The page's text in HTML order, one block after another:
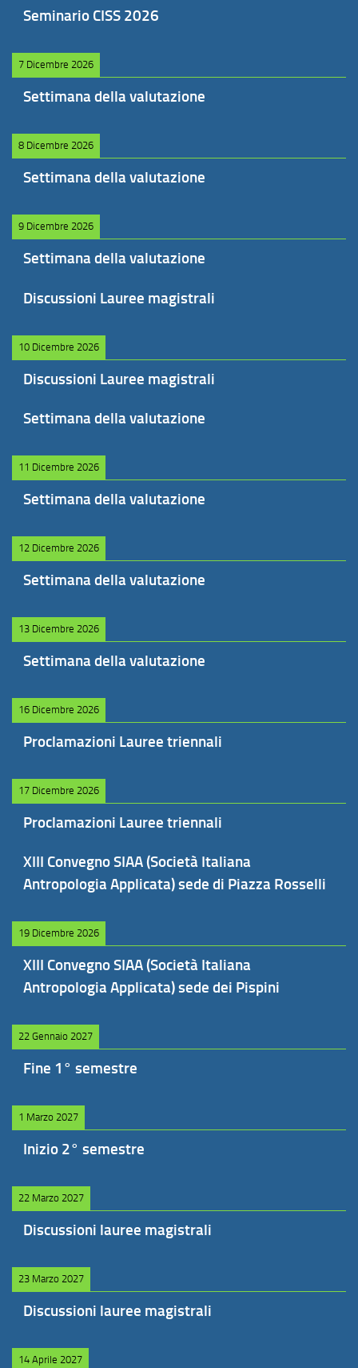
Seminario CISS 2026
7 Dicembre 2026
Settimana della valutazione
8 Dicembre 2026
Settimana della valutazione
9 Dicembre 2026
Settimana della valutazione
Discussioni Lauree magistrali
10 Dicembre 2026
Discussioni Lauree magistrali
Settimana della valutazione
11 Dicembre 2026
Settimana della valutazione
12 Dicembre 2026
Settimana della valutazione
13 Dicembre 2026
Settimana della valutazione
16 Dicembre 2026
Proclamazioni Lauree triennali
17 Dicembre 2026
Proclamazioni Lauree triennali
XIII Convegno SIAA (Società Italiana
Antropologia Applicata) sede di Piazza Rosselli
19 Dicembre 2026
XIII Convegno SIAA (Società Italiana
Antropologia Applicata) sede dei Pispini
22 Gennaio 2027
Fine 1° semestre
1 Marzo 2027
Inizio 2° semestre
22 Marzo 2027
Discussioni lauree magistrali
23 Marzo 2027
Discussioni lauree magistrali
14 Aprile 2027